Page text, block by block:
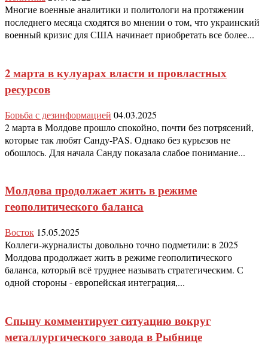
Многие военные аналитики и политологи на протяжении
последнего месяца сходятся во мнении о том, что украинский
военный кризис для США начинает приобретать все более...
2 марта в кулуарах власти и провластных
ресурсов
Борьба с дезинформацией 04.03.2025
2 марта в Молдове прошло спокойно, почти без потрясений,
которые так любят Санду-PAS. Однако без курьезов не
обошлось. Для начала Санду показала слабое понимание...
Молдова продолжает жить в режиме
геополитического баланса
Восток 15.05.2025
Коллеги-журналисты довольно точно подметили: в 2025
Молдова продолжает жить в режиме геополитического
баланса, который всё труднее называть стратегическим. С
одной стороны - европейская интеграция,...
Спыну комментирует ситуацию вокруг
металлургического завода в Рыбнице